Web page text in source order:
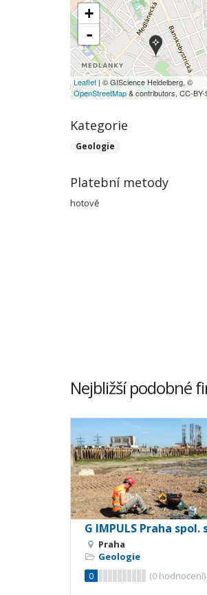
+
-
Leaflet | © GIScience Heidelberg, ©
OpenStreetMap& contributors, CC-BY-
Kategorie
Geologie
Platební metody
hotově
Nejbližší podobné
G IMPULS Praha spol.
Praha
Geologie
0
(0 hodnocení)